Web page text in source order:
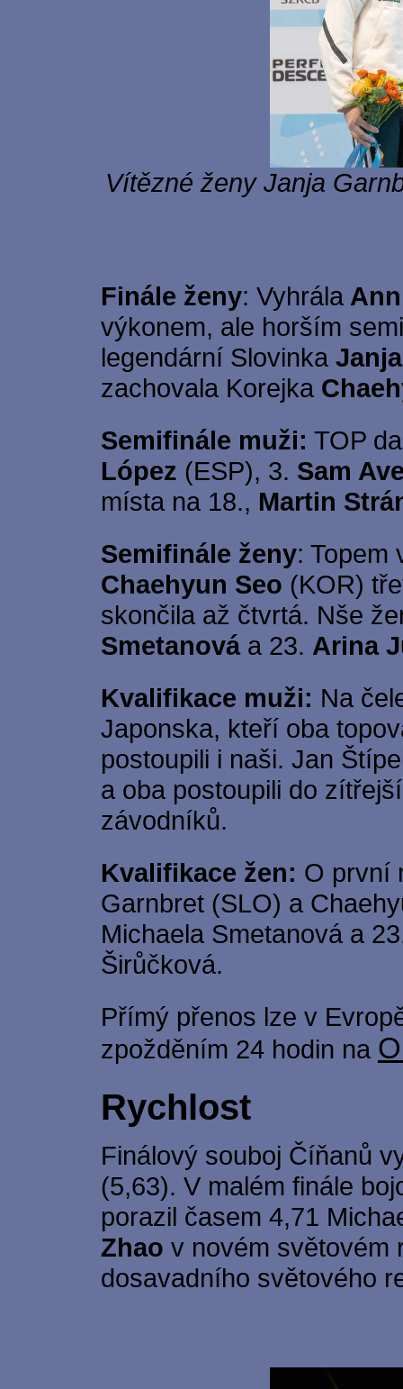
Vítězné ženy Janja
Finále ženy: Vyhrála
výkonem, ale horším
legendární Slovinka
zachovala Korejka
Semifinále muži: TOP
López (ESP), 3. Sam
místa na 18., Martin
Semifinále ženy: Topem
Chaehyun Seo (KOR)
skončila až čtvrtá. Nše
Smetanová a 23. Arina
Kvalifikace muži: Na
Japonska, kteří oba
postoupili i naši. Jan
a oba postoupili do
závodníků.
Kvalifikace žen: O první
Garnbret (SLO) a
Michaela Smetanová a
Širůčková.
Přímý přenos lze v
zpožděním 24 hodin na
Rychlost
Finálový souboj Číňanů
(5,63). V malém finále
porazil časem 4,71
Zhao v novém světovém
dosavadního světového